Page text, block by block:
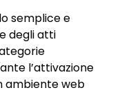
semplice e
degli atti
l’attivazione
ambiente web